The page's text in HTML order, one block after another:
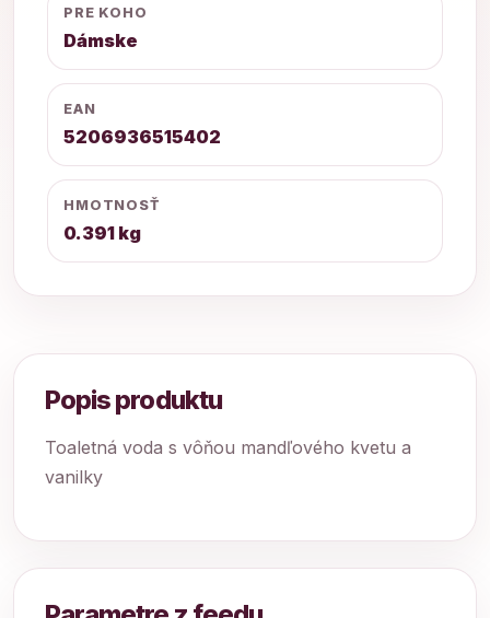
PRE KOHO
Dámske
EAN
5206936515402
HMOTNOSŤ
0.391 kg
Popis produktu
Toaletná voda s vôňou mandľového kvetu a
vanilky